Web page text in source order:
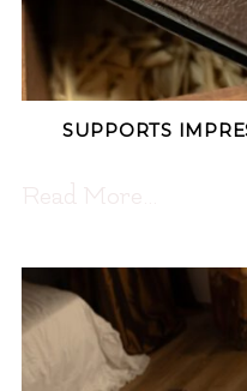
SUPPORTS